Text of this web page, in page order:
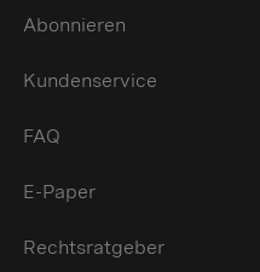
Abonnieren
Kundenservice
FAQ
E-Paper
Rechtsratgeber